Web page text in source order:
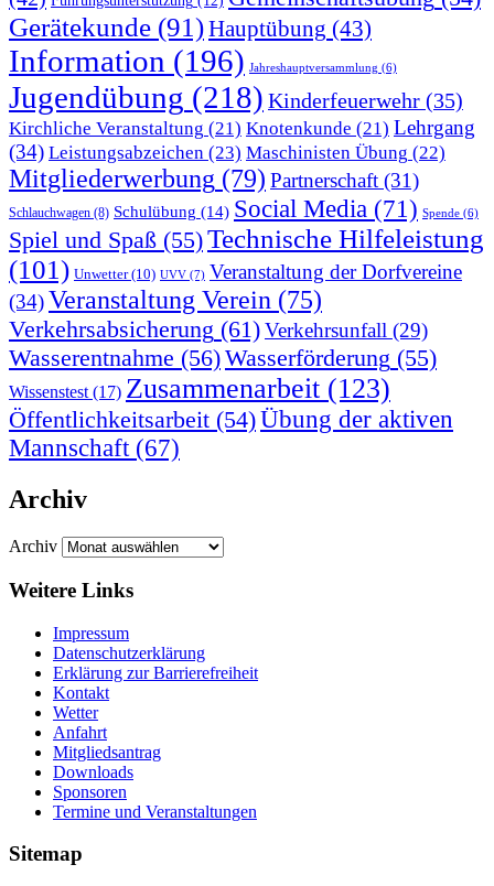
Gerätekunde (91)Hauptübung (43)
Information (196) Jahreshauptversammlung (6)
Jugendübung (218) Kinderfeuerwehr (35)
Kirchliche Veranstaltung (21) Knotenkunde (21) Lehrgang
(34) Leistungsabzeichen (23) Maschinisten Übung (22)
Mitgliederwerbung (79) Partnerschaft (31)
Schlauchwagen (8) Schulübung (14) Social Media (71) Spende (6)
Spiel und Spaß (55)Technische Hilfeleistung
(101) Unwetter(10) UVV (7) Veranstaltung der Dorfvereine
(34)Veranstaltung Verein (75)
Verkehrsabsicherung (61)Verkehrsunfall (29)
Wasserentnahme (56)Wasserförderung (55)
Wissenstest(17) Zusammenarbeit (123)
Öffentlichkeitsarbeit (54)Übung der aktiven
Mannschaft(67)
Archiv
Archiv
Weitere Links
Impressum
Datenschutzerklärung
Erklärung zur Barriere­frei­heit
Kontakt
Wetter
Anfahrt
Mitgliedsantrag
Downloads
Sponsoren
Termine und Veranstaltungen
Sitemap